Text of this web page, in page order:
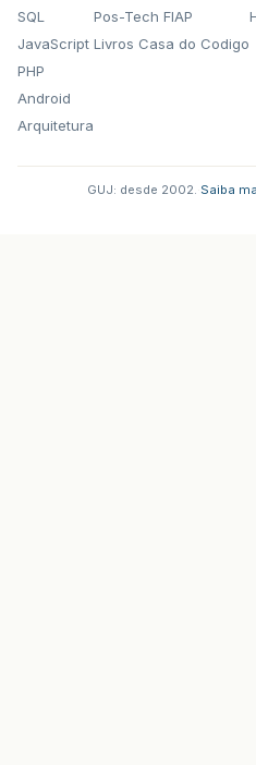
SQL
JavaScript
PHP
Android
Arquitetura
Pos-Tech FIAP
Livros Casa do Codigo
GUJ: desde 2002. Saiba